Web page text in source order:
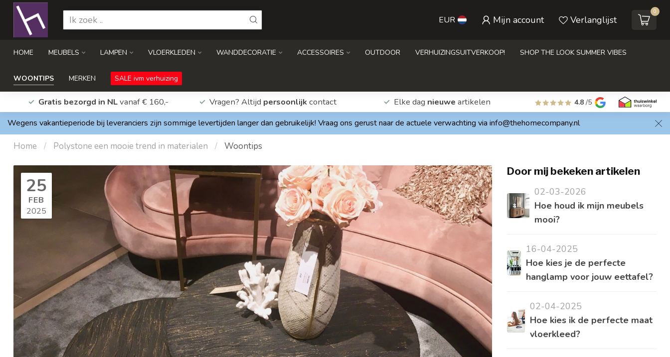
EUR Mijn account Verlanglijst
0
HOME MEUBELS LAMPEN VLOERKLEDEN WANDDECORATIE ACCESSOIRES OUTDOOR VERHUIZINGSUITVERKOOP! SHOP THE LOOK SUMMER VIBES
WOONTIPS MERKEN SALE ivm verhuizing
Gratis bezorgd in NLvanaf € 160,- Vragen? Altijd persoonlijk contact Elke dag nieuwe artikelen 4.8 /5
Wegens vakantieperiode bij leveranciers zijn sommige levertijden langer dan gebruikelijk! Vraag ons gerust naar de actuele verwachting via info@thehomecompany.nl
Home / Polystone een mooie trend in materialen / Woontips
25
FEB
2025
Door mij bekeken artikelen
02-03-2026
Hoe houd ik mijn meubels
mooi?
16-04-2025
Hoe kies je de perfecte
hanglamp voor jouw eettafel?
02-04-2025
Hoe kies ik de perfecte maat
vloerkleed?